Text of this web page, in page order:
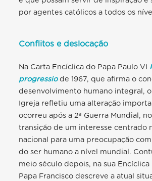
por agentes católicos a todos os
Conflitos e deslocação
Na Carta Encíclica do Papa Paulo VI
progressiode 1967, que afirma o
desenvolvimento humano integral,
Igreja refletiu uma alteração
ocorreu após a 2ª Guerra Mundial,
transição de um interesse centrado
nacional para uma preocupação
do ser humano a nível mundial.
meio século depois, na sua Encíclica
Papa Francisco descreve a atual